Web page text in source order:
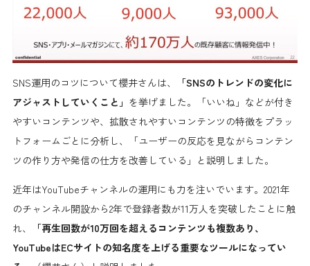
SNS運用のコツについて櫻井さんは、
「SNSのトレンドの変化に
アジャストしていくこと」 を挙げました。「いいね」などが付き
やすいコンテンツや、拡散されやすいコンテンツの特徴をプラッ
トフォームごとに分析し、「ユーザーの反応を見ながらコンテン
ツの作り方や発信の仕方を改善している」と説明しました。
近年はYouTubeチャンネルの運用にも力を注いでいます。2021年
のチャンネル開設から2年で登録者数が11万人を突破したことに触
れ、
「再生回数が10万回を超えるコンテンツも複数あり、
YouTubeはECサイトの知名度を上げる重要なツールになってい